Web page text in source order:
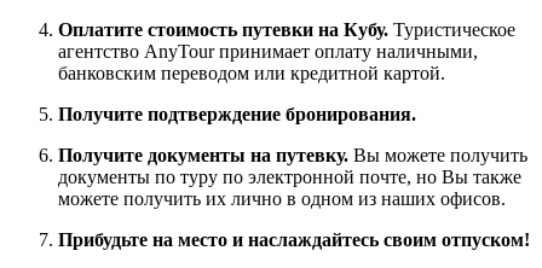
Оплатите стоимость путевки на Кубу. Туристическое
агентство AnyTour принимает оплату наличными,
банковским переводом или кредитной картой.
Получите подтверждение бронирования.
Получите документы на путевку. Вы можете получить
документы по туру по электронной почте, но Вы также
можете получить их лично в одном из наших офисов.
Прибудьте на место и наслаждайтесь своим отпуском!